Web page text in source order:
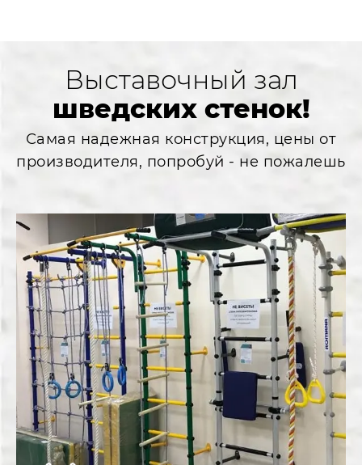
Выставочный зал
шведских стенок!
Самая надежная конструкция, цены от
производителя, попробуй - не пожалешь